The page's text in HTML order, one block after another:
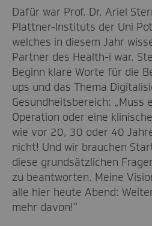
Dafür war Prof. Dr. Ariel
Plattner-Instituts der Uni
welches in diesem Jahr
Partner des Health-i war.
Beginn klare Worte für die
ups und das Thema
Gesundheitsbereich: „Muss
Operation oder eine
wie vor 20, 30 oder 40
nicht! Und wir brauchen
diese grundsätzlichen
zu beantworten. Meine
alle hier heute Abend:
mehr davon!“